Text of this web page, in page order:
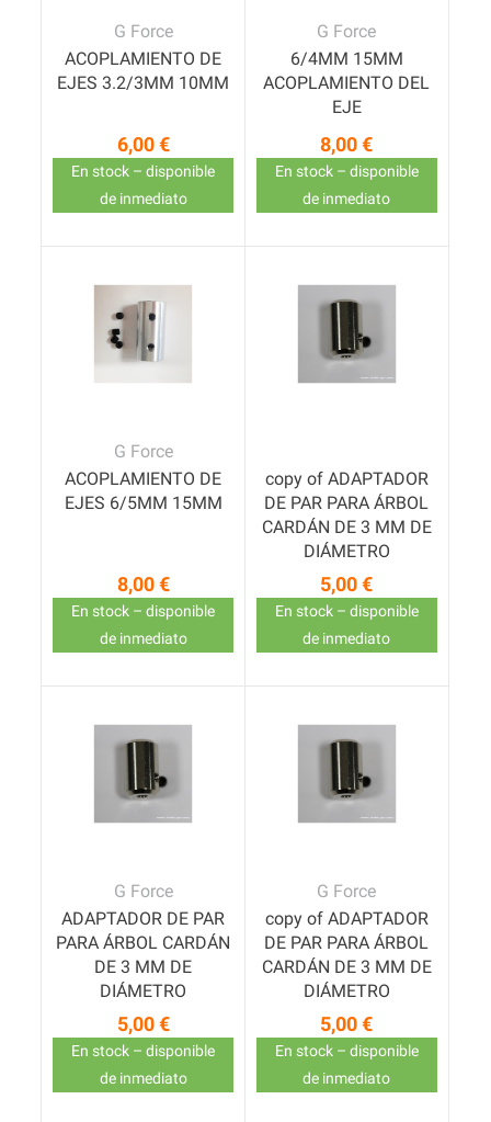
G Force
ACOPLAMIENTO DE
EJES 3.2/3MM 10MM
Precio
6,00 €
En stock – disponible
de inmediato
G Force
6/4MM 15MM
ACOPLAMIENTO DEL
EJE
Precio
8,00 €
En stock – disponible
de inmediato
G Force
ACOPLAMIENTO DE
EJES 6/5MM 15MM
Precio
8,00 €
En stock – disponible
de inmediato
copy of ADAPTADOR
DE PAR PARA ÁRBOL
CARDÁN DE 3 MM DE
DIÁMETRO
Precio
5,00 €
En stock – disponible
de inmediato
G Force
ADAPTADOR DE PAR
PARA ÁRBOL CARDÁN
DE 3 MM DE
DIÁMETRO
Precio
5,00 €
En stock – disponible
de inmediato
G Force
copy of ADAPTADOR
DE PAR PARA ÁRBOL
CARDÁN DE 3 MM DE
DIÁMETRO
Precio
5,00 €
En stock – disponible
de inmediato